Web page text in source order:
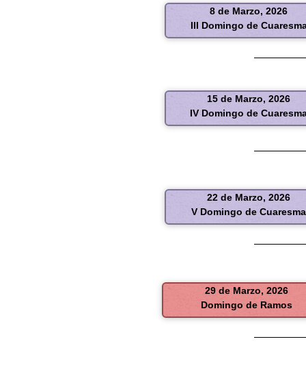
8 de Marzo, 2026
III Domingo de
15 de Marzo, 2026
IV Domingo de
22 de Marzo, 2026
V Domingo de Cuaresma
29 de Marzo, 2026
Domingo de Ramos